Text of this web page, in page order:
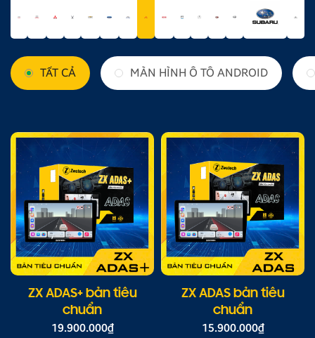
TẤT CẢ MÀN HÌNH Ô TÔ ANDROID
ZX ADAS+ bản tiêu
chuẩn
19.900.000₫
ZX ADAS bản tiêu
chuẩn
15.900.000₫